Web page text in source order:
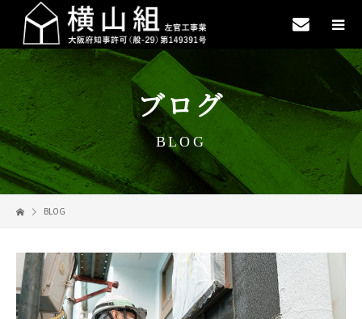
ブログ
BLOG
BLOG